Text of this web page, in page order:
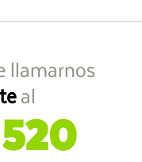
llamarnos
al